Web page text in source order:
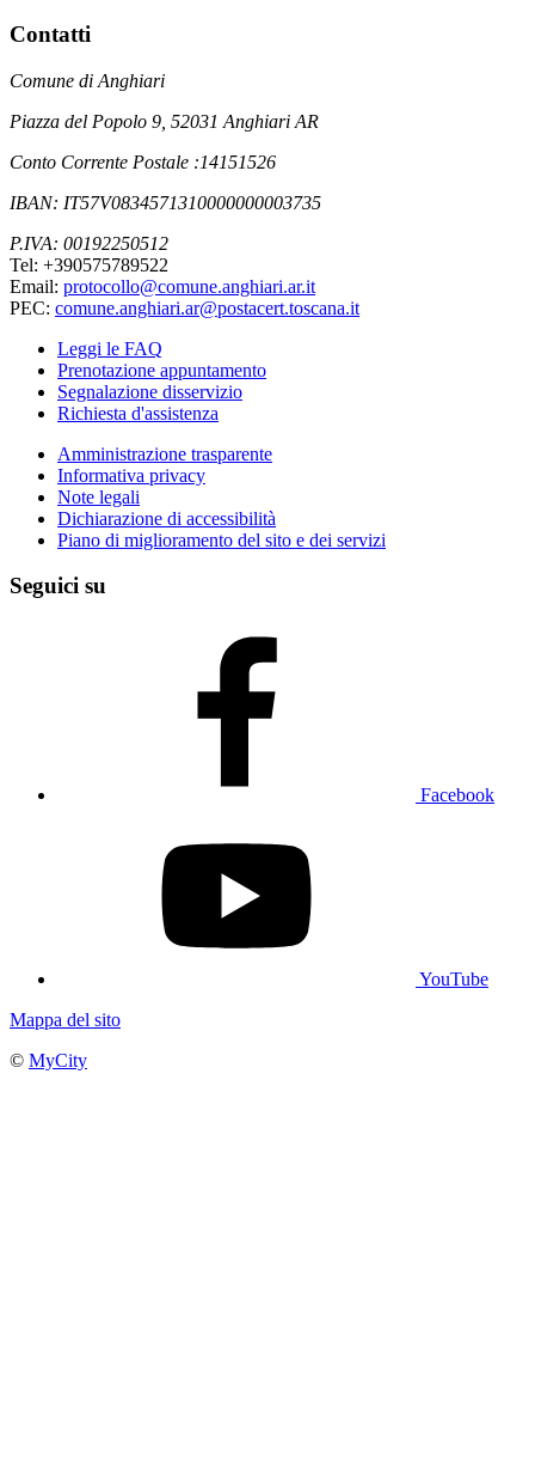
Contatti
Comune di Anghiari
Piazza del Popolo 9, 52031 Anghiari AR
Conto Corrente Postale :14151526
IBAN: IT57V0834571310000000003735
P.IVA: 00192250512
Tel: +390575789522
Email: protocollo@comune.anghiari.ar.it
PEC: comune.anghiari.ar@postacert.toscana.it
Leggi le FAQ
Prenotazione appuntamento
Segnalazione disservizio
Richiesta d'assistenza
Amministrazione trasparente
Informativa privacy
Note legali
Dichiarazione di accessibilità
Piano di miglioramento del sito e dei servizi
Seguici su
Facebook
YouTube
Mappa del sito
© MyCity